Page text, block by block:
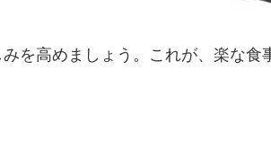
を高めましょう。これが、楽な食